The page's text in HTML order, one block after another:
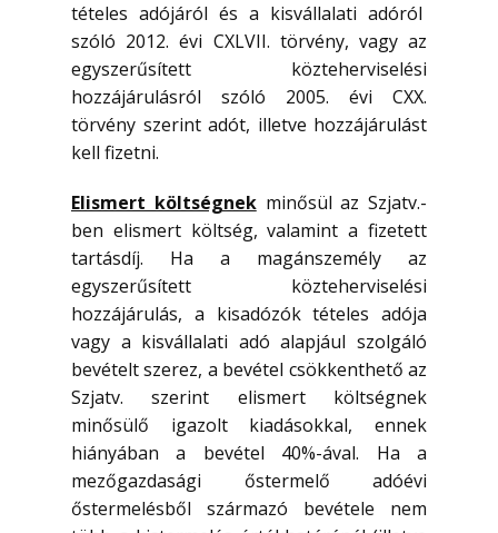
tételes adójáról és a kisvállalati adóról
szóló 2012. évi CXLVII. törvény, vagy az
egyszerűsített közteherviselési
hozzájárulásról szóló 2005. évi CXX.
törvény szerint adót, illetve hozzájárulást
kell fizetni.
Elismert költségnekminősül az Szjatv.-
ben elismert költség, valamint a fizetett
tartásdíj. Ha a magánszemély az
egyszerűsített közteherviselési
hozzájárulás, a kisadózók tételes adója
vagy a kisvállalati adó alapjául szolgáló
bevételt szerez, a bevétel csökkenthető az
Szjatv. szerint elismert költségnek
minősülő igazolt kiadásokkal, ennek
hiányában a bevétel 40%-ával. Ha a
mezőgazdasági őstermelő adóévi
őstermelésből származó bevétele nem